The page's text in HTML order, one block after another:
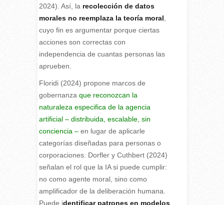
2024). Así, la recolección de datos
morales no reemplaza la teoría moral
cuyo fin es argumentar porque ciertas
acciones son correctas con
independencia de cuantas personas las
aprueben.
Floridi (2024) propone marcos de
gobernanza que reconozcan la
naturaleza especifica de la agencia
artificial – distribuida, escalable, sin
conciencia –en lugar de aplicarle
categorías diseñadas para personas o
corporaciones. Dorfler y Cuthbert (2024)
señalan el rol que la IA si puede cumplir:
no como agente moral, sino como
amplificador de la deliberación humana.
Puede identificar patrones en modelos